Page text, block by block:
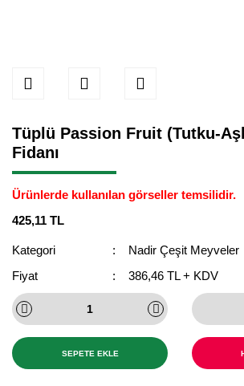
Tüplü Passion Fruit (Tutku-
Fidanı
Ürünlerde kullanılan görseller temsilidir.
425,11 TL
Kategori
Nadir Çeşit Meyveler
Fiyat
386,46 TL + KDV
SEPETE EKLE